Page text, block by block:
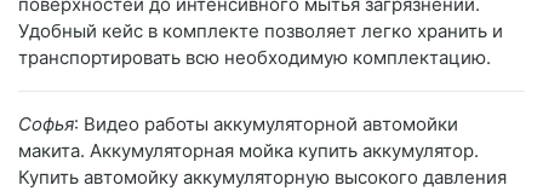
поверхностей до интенсивного мытья загрязнений.
Удобный кейс в комплекте позволяет легко хранить и
транспортировать всю необходимую комплектацию.
Софья: Видео работы аккумуляторной автомойки
макита. Аккумуляторная мойка купить аккумулятор.
Купить автомойку аккумуляторную высокого давления